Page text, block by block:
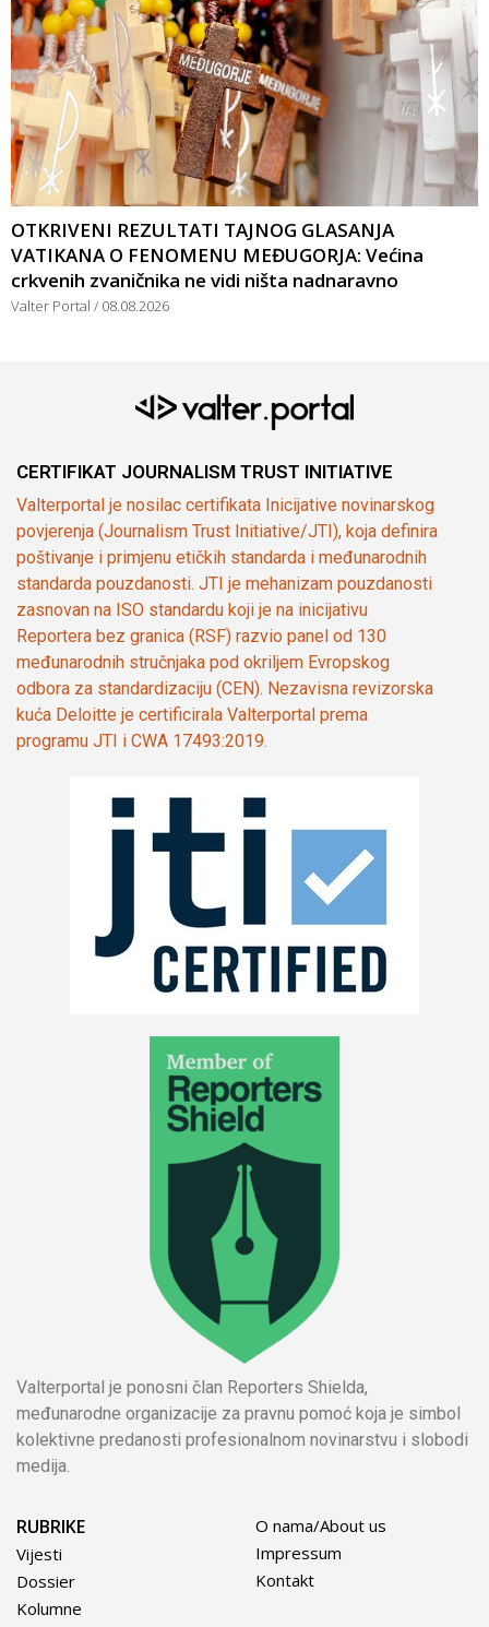
OTKRIVENI REZULTATI TAJNOG GLASANJA
VATIKANA O FENOMENU MEĐUGORJA: Većina
crkvenih zvaničnika ne vidi ništa nadnaravno
Valter Portal 08.08.2026
CERTIFIKAT JOURNALISM TRUST INITIATIVE
Valterportal je nosilac certifikata Inicijative novinarskog
povjerenja (Journalism Trust Initiative/JTI), koja definira
poštivanje i primjenu etičkih standarda i međunarodnih
standarda pouzdanosti. JTI je mehanizam pouzdanosti
zasnovan na ISO standardu koji je na inicijativu
Reportera bez granica (RSF) razvio panel od 130
međunarodnih stručnjaka pod okriljem Evropskog
odbora za standardizaciju (CEN). Nezavisna revizorska
kuća Deloitte je certificirala Valterportal prema
programu JTI i CWA 17493:2019.
Valterportal je ponosni član Reporters Shielda,
međunarodne organizacije za pravnu pomoć koja je simbol
kolektivne predanosti profesionalnom novinarstvu i slobodi
medija.
RUBRIKE
Vijesti
Dossier
Kolumne
O nama/About us
Impressum
Kontakt